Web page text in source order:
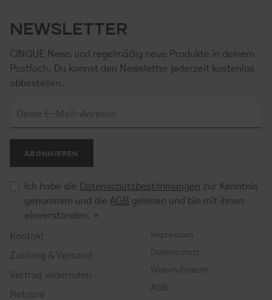
NEWSLETTER
CINQUE News und regelmäßig neue Produkte in deinem
Postfach. Du kannst den Newsletter jederzeit kostenlos
abbestellen.
ABONNIEREN
Ich habe die Datenschutzbestimmungen zur Kenntnis
genommen und die AGB gelesen und bin mit ihnen
einverstanden. *
Kontakt
Zahlung & Versand
Vertrag widerrufen
Retoure
Impressum
Datenschutz
Widerrufsrecht
AGB